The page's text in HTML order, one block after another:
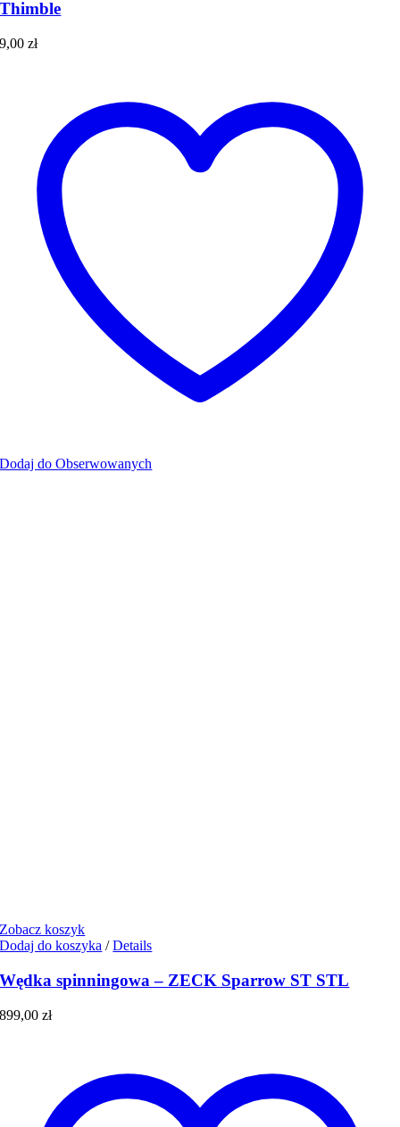
Thimble
9,00zł
Dodaj do Obserwowanych
Zobacz koszyk
Dodaj do koszyka / Details
Wędka spinningowa – ZECK Sparrow ST STL
899,00zł